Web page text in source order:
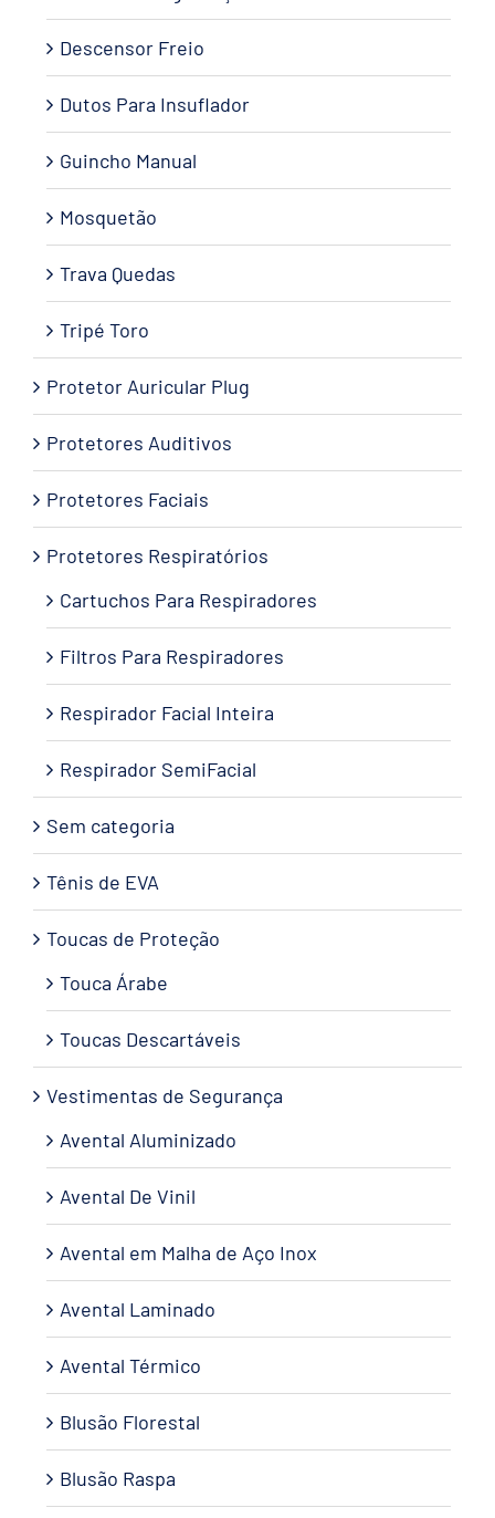
Descensor Freio
Dutos Para Insuflador
Guincho Manual
Mosquetão
Trava Quedas
Tripé Toro
Protetor Auricular Plug
Protetores Auditivos
Protetores Faciais
Protetores Respiratórios
Cartuchos Para Respiradores
Filtros Para Respiradores
Respirador Facial Inteira
Respirador SemiFacial
Sem categoria
Tênis de EVA
Toucas de Proteção
Touca Árabe
Toucas Descartáveis
Vestimentas de Segurança
Avental Aluminizado
Avental De Vinil
Avental em Malha de Aço Inox
Avental Laminado
Avental Térmico
Blusão Florestal
Blusão Raspa